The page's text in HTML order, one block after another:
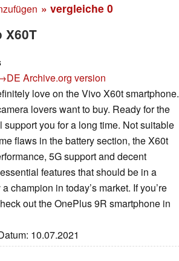
» vergleiche 0
X60T
Archive.org version
love on the Vivo X60t smartphone.
lovers want to buy. Ready for the
you for a long time. Not suitable
flaws in the battery section, the X60t
5G support and decent
features that should be in a
champion in today’s market. If you’re
out the OnePlus 9R smartphone in
10.07.2021